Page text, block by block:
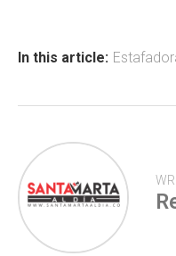
ok p
In this article: